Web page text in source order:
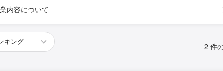
内容について
2 件